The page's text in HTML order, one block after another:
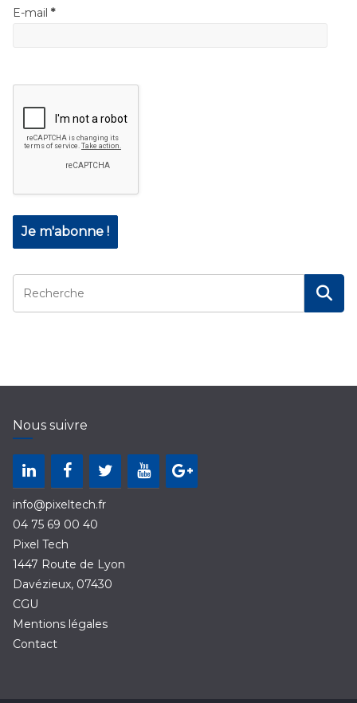
E-mail *
Nous suivre
info@pixeltech.fr
04 75 69 00 40
Pixel Tech
1447 Route de Lyon
Davézieux, 07430
CGU
Mentions légales
Contact